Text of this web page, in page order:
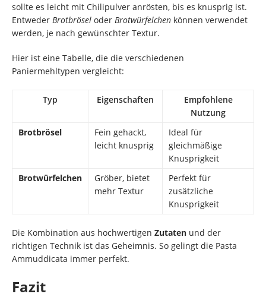
sollte es leicht mit Chilipulver anrösten, bis es knusprig ist.
Entweder Brotbrösel oder Brotwürfelchen können verwendet
werden, je nach gewünschter Textur.
Hier ist eine Tabelle, die die verschiedenen
Paniermehltypen vergleicht:
Typ Eigenschaften
Empfohlene
Nutzung
Brotbrösel
Fein gehackt,
leicht knusprig
Ideal für
gleichmäßige
Knusprigkeit
Brotwürfelchen
Gröber, bietet
mehr Textur
Perfekt für
zusätzliche
Knusprigkeit
Die Kombination aus hochwertigen Zutaten und der
richtigen Technik ist das Geheimnis. So gelingt die Pasta
Ammuddicata immer perfekt.
Fazit